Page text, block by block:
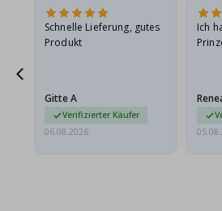
Schnelle Lieferung, gutes
Produkt
Gitte A
Verifizierter Käufer
06.08.2026
Ich